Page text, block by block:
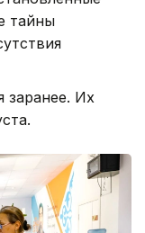
тайны
заранее. Их